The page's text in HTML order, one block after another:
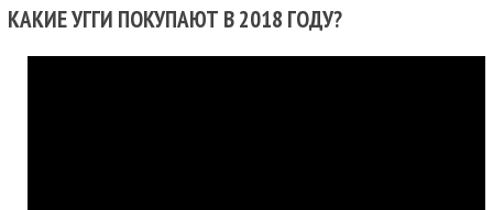
КАКИЕ УГГИ ПОКУПАЮТ В 2018 ГОДУ?